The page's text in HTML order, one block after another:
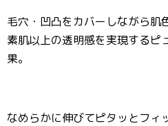
毛穴・凹凸をカバーしながら肌
素肌以上の透明感を実現するピ
果。
なめらかに伸びてピタッとフィ